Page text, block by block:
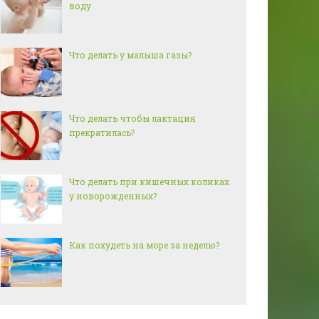
воду
Что делать у малыша газы?
Что делать чтобы лактация
прекратилась?
Что делать при кишечных коликах
у новорожденных?
Как похудеть на море за неделю?